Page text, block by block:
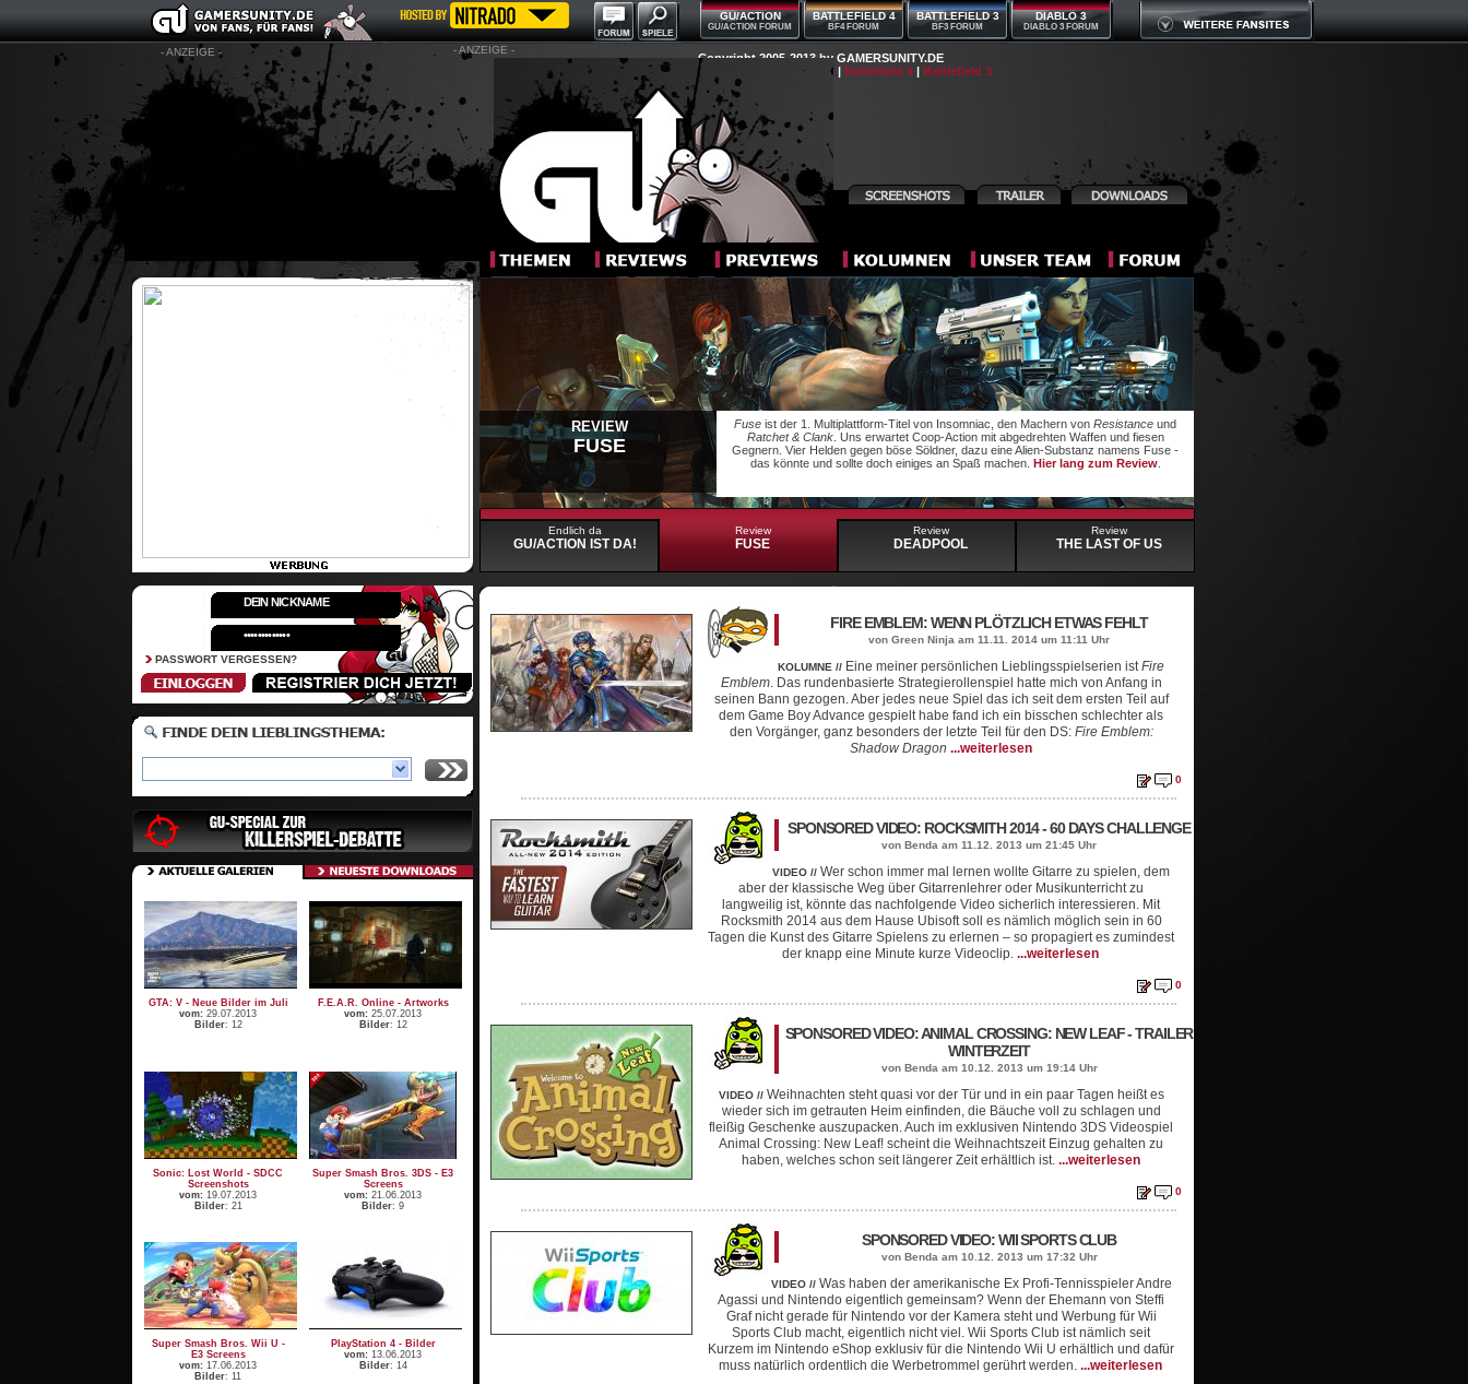
GU/ACTION
GU/ACTION FORUM
BATTLEFIELD 4
BF4 FORUM
BATTLEFIELD 3
BF3 FORUM
DIABLO 3
DIABLO 3 FORUM
- ANZEIGE -
- ANZEIGE -
PASSWORT VERGESSEN?
GTA: V - Neue Bilder im Juli
vom: 29.07.2013
Bilder: 12
F.E.A.R. Online - Artworks
vom: 25.07.2013
Bilder: 12
Sonic: Lost World - SDCC
Screenshots
vom: 19.07.2013
Bilder: 21
Super Smash Bros. 3DS - E3
Screens
vom: 21.06.2013
Bilder: 9
Super Smash Bros. Wii U -
E3 Screens
vom: 17.06.2013
Bilder: 11
PlayStation 4 - Bilder
vom: 13.06.2013
Bilder: 14
REVIEW
FUSE
Fuse ist der 1. Multiplattform-Titel von Insomniac, den Machern von Resistance und
Ratchet & Clank. Uns erwartet Coop-Action mit abgedrehten Waffen und fiesen
Gegnern. Vier Helden gegen böse Söldner, dazu eine Alien-Substanz namens Fuse -
das könnte und sollte doch einiges an Spaß machen. Hier lang zum Review.
Endlich da
GU/ACTION IST DA!
Review
FUSE
Review
DEADPOOL
Review
THE LAST OF US
FIRE EMBLEM: WENN PLÖTZLICH ETWAS FEHLT
von Green Ninja am 11.11. 2014 um 11:11 Uhr
KOLUMNE // Eine meiner persönlichen Lieblingsspielserien istFire
Emblem. Das rundenbasierte Strategierollenspiel hatte mich von Anfang in
seinen Bann gezogen. Aber jedes neue Spiel das ich seit dem ersten Teil auf
dem Game Boy Advance gespielt habe fand ich ein bisschen schlechter als
den Vorgänger, ganz besonders der letzte Teil für den DS: Fire Emblem:
Shadow Dragon ...weiterlesen
0
SPONSORED VIDEO: ROCKSMITH 2014 - 60 DAYS CHALLENGE
von Benda am 11.12. 2013 um 21:45 Uhr
VIDEO // Wer schon immer mal lernen wollte Gitarre zu spielen, dem
aber der klassische Weg über Gitarrenlehrer oder Musikunterricht zu
langweilig ist, könnte das nachfolgende Video sicherlich interessieren. Mit
Rocksmith 2014 aus dem Hause Ubisoft soll es nämlich möglich sein in 60
Tagen die Kunst des Gitarre Spielens zu erlernen – so propagiert es zumindest
der knapp eine Minute kurze Videoclip. ...weiterlesen
0
SPONSORED VIDEO: ANIMAL CROSSING: NEW LEAF - TRAILER
WINTERZEIT
von Benda am 10.12. 2013 um 19:14 Uhr
VIDEO // Weihnachten steht quasi vor der Tür und in ein paar Tagen heißt es
wieder sich im getrauten Heim einfinden, die Bäuche voll zu schlagen und
fleißig Geschenke auszupacken. Auch im exklusiven Nintendo 3DS Videospiel
Animal Crossing: New Leaf! scheint die Weihnachtszeit Einzug gehalten zu
haben, welches schon seit längerer Zeit erhältlich ist. ...weiterlesen
0
SPONSORED VIDEO: WII SPORTS CLUB
von Benda am 10.12. 2013 um 17:32 Uhr
VIDEO // Was haben der amerikanische Ex Profi-Tennisspieler Andre
Agassi und Nintendo eigentlich gemeinsam? Wenn der Ehemann von Steffi
Graf nicht gerade für Nintendo vor der Kamera steht und Werbung für Wii
Sports Club macht, eigentlich nicht viel. Wii Sports Club ist nämlich seit
Kurzem im Nintendo eShop exklusiv für die Nintendo Wii U erhältlich und dafür
muss natürlich ordentlich die Werbetrommel gerührt werden. ...weiterlesen
Copyright 2005-2013 by GAMERSUNITY.DE
Impressum
Warcraft 4 | Battlefield 4 | Battlefield 3